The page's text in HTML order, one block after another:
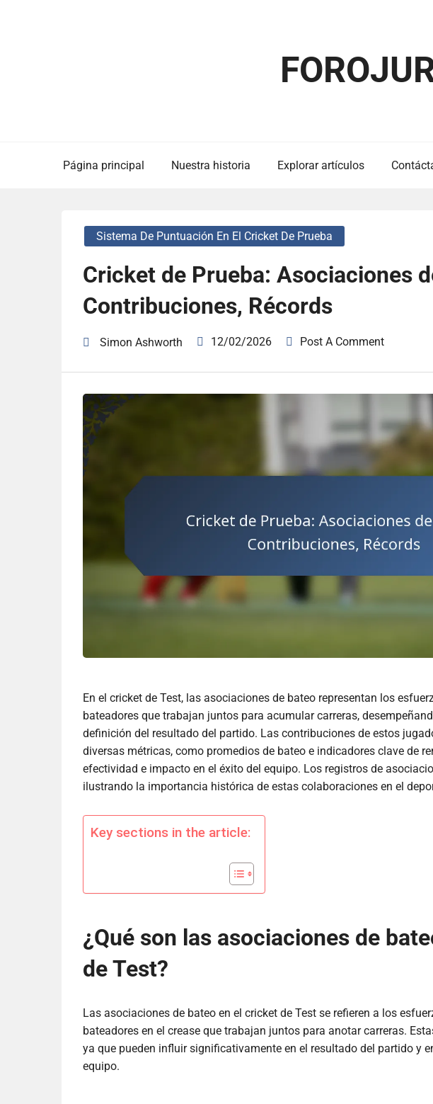
Página principal Nuestra historia Explorar artículos
Sistema De Puntuación En El Cricket De Prueba
Cricket de Prueba: Asociaciones
Contribuciones, Récords
Simon Ashworth 12/02/2026 Post A Comment
En el cricket de Test, las asociaciones de bateo representan los
bateadores que trabajan juntos para acumular carreras,
definición del resultado del partido. Las contribuciones de estos
diversas métricas, como promedios de bateo e indicadores clave de
efectividad e impacto en el éxito del equipo. Los registros de
ilustrando la importancia histórica de estas colaboraciones en el
Key sections in the article:
¿Qué son las asociaciones de
de Test?
Las asociaciones de bateo en el cricket de Test se refieren a los
bateadores en el crease que trabajan juntos para anotar carreras.
ya que pueden influir significativamente en el resultado del partido y
equipo.